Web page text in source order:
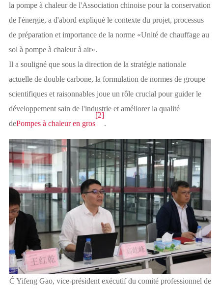
la pompe à chaleur de l'Association chinoise pour la conservation
de l'énergie, a d'abord expliqué le contexte du projet, processus
de préparation et importance de la norme «Unité de chauffage au
sol à pompe à chaleur à air».
Il a souligné que sous la direction de la stratégie nationale
actuelle de double carbone, la formulation de normes de groupe
scientifiques et raisonnables joue un rôle crucial pour guider le
développement sain de l'industrie et améliorer la qualité
dePompes à chaleur en gros
[2]
.
Ć Yifeng Gao, vice-président exécutif du comité professionnel de